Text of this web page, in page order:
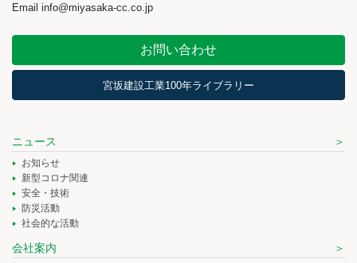
Email info@miyasaka-cc.co.jp
お問い合わせ
宮坂建設工業100年ライブラリー
ニュース
お知らせ
新型コロナ関連
安全・技術
防災活動
社会的な活動
会社案内